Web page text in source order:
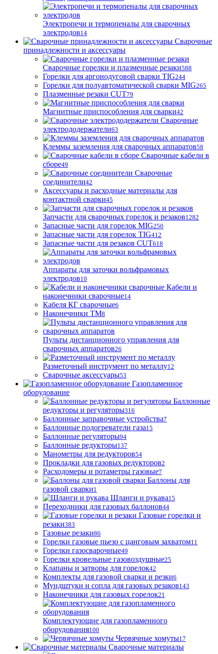
Электропечи и термопеналы для сварочных
электродов14
Сварочные
принадлежности и аксессуары
Сварочные горелки и плазменные резаки588
Горелки для аргонодуговой сварки TIG244
Горелки для полуавтоматической сварки MIG265
Плазменные резаки CUT79
Магнитные приспособления для сварки42
Сварочные
электрододержатели63
Клеммы заземления для сварочных аппаратов58
Сварочные кабели в
сборе49
Сварочные
соединители42
Аксессуары и расходные материалы для
контактной сварки45
Запчасти для сварочных горелок и резаков1282
Запасные части для горелок MIG250
Запасные части для горелок TIG412
Запасные части для резаков CUT618
Аппараты для заточки вольфрамовых
электродов10
Кабели и
наконечники сварочные14
Кабеля КГ сварочные6
Наконечники ТМ8
Пульты дистанционного управления для
сварочных аппаратов26
Разметочный инструмент по металлу12
Сварочные аксессуары53
Газопламенное
оборудование
Баллонные
редукторы и регуляторы316
Баллонные заправочные устройства7
Баллонные подогреватели газа15
Баллонные регуляторы94
Баллонные редукторы137
Манометры для редукторов54
Прокладки для газовых редукторов2
Расходомеры и ротаметры газовые7
Баллоны для
газовой сварки1
Шланги и рукава15
Переходники для газовых баллонов44
Газовые горелки и
резаки383
Газовые резаки86
Горелки газовые пьезо с цанговым захватом11
Горелки газосварочные49
Горелки кровельные газовоздушные25
Клапаны и затворы для горелок42
Комплекты для газовой сварки и резки6
Мундштуки и сопла для газовых резаков143
Наконечники для газовых горелок21
Комплектующие для газопламенного
оборудования100
Червячные хомуты17
Сварочные материалы